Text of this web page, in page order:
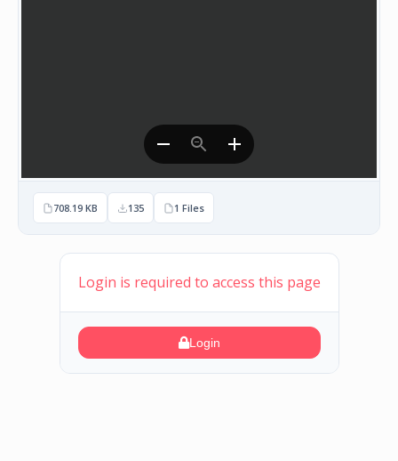
708.19 KB 135 1 Files
Login is required to access this page
Login